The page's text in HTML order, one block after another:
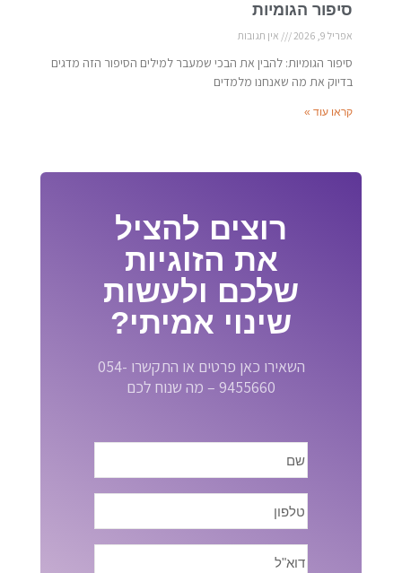
סיפור הגומיות
אפריל 9, 2026 אין תגובות
סיפור הגומיות: להבין את הבכי שמעבר למילים הסיפור הזה מדגים
בדיוק את מה שאנחנו מלמדים
קראו עוד »
רוצים להציל
את הזוגיות
שלכם ולעשות
שינוי אמיתי?
השאירו כאן פרטים או התקשרו 054-
9455660 – מה שנוח לכם